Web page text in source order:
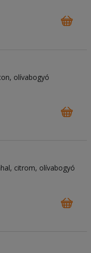
olívabogyó
citrom olívabogyó